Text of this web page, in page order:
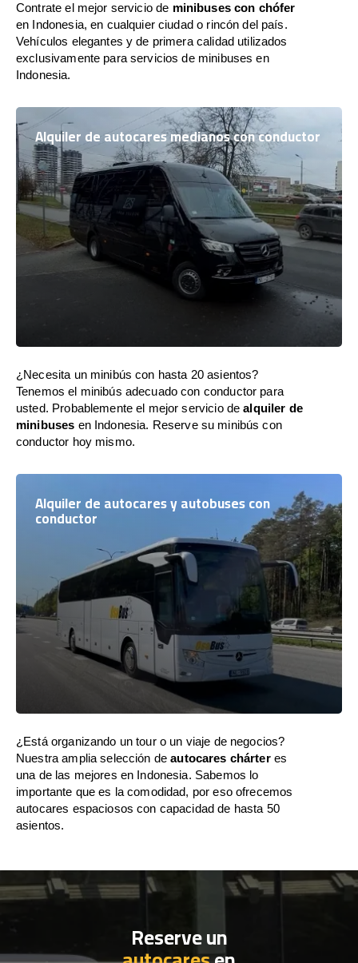
Contrate el mejor servicio de minibuses con chófer
en Indonesia, en cualquier ciudad o rincón del país.
Vehículos elegantes y de primera calidad utilizados
exclusivamente para servicios de minibuses en
Indonesia.
Alquiler de autocares medianos con conductor
¿Necesita un minibús con hasta 20 asientos?
Tenemos el minibús adecuado con conductor para
usted. Probablemente el mejor servicio dealquiler de
minibuses en Indonesia. Reserve su minibús con
conductor hoy mismo.
Alquiler de autocares y autobuses con
conductor
¿Está organizando un tour o un viaje de negocios?
Nuestra amplia selección deautocares chárteres
una de las mejores en Indonesia. Sabemos lo
importante que es la comodidad, por eso ofrecemos
autocares espaciosos con capacidad de hasta 50
asientos.
Reserve un